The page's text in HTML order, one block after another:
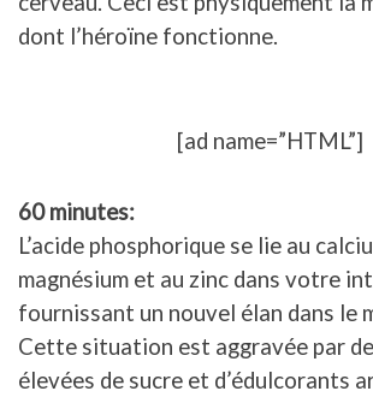
dont l’héroïne fonctionne.
[ad name=”HTML”]
60 minutes:
L’acide phosphorique se lie au
magnésium et au zinc dans votre
fournissant un nouvel élan dans le
Cette situation est aggravée par
élevées de sucre et d’édulcorants